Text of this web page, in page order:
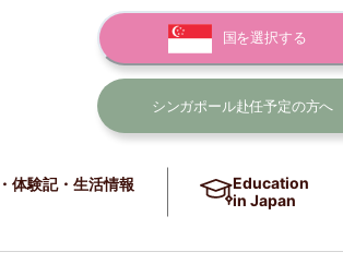
国を選択する
シンガポール赴任予定の方へ
体験記・生活情報
Education
in Japan